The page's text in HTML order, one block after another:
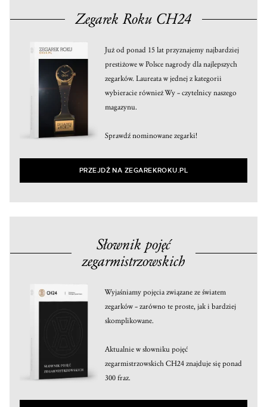
Zegarek Roku CH24
Już od ponad 15 lat przyznajemy najbardziej
prestiżowe w Polsce nagrody dla najlepszych
zegarków. Laureata w jednej z kategorii
wybieracie również Wy – czytelnicy naszego
magazynu.
Sprawdź nominowane zegarki!
PRZEJDŹ NA ZEGAREKROKU.PL
Słownik pojęć
zegarmistrzowskich
Wyjaśniamy pojęcia związane ze światem
zegarków – zarówno te proste, jak i bardziej
skomplikowane.
Aktualnie w słowniku pojęć
zegarmistrzowskich CH24 znajduje się ponad
300 fraz.